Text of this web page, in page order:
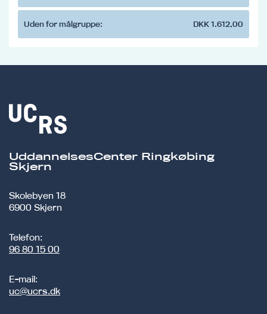
Uden for målgruppe: DKK 1.612,00
UddannelsesCenter Ringkøbing
Skjern
Skolebyen 18
6900 Skjern
Telefon:
96 80 15 00
E-mail:
uc@ucrs.dk